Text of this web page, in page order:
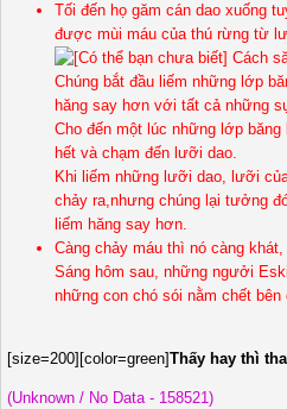
Tối đến họ găm cán dao xuống
được mùi máu của thú rừng từ
Chúng bắt đầu liếm những lớp
hăng say hơn với tất cả những
Cho đến một lúc những lớp
hết và chạm đến lưỡi dao.
Khi liếm những lưỡi dao, lưỡi
chảy ra,nhưng chúng lại tưởng
liếm hăng say hơn.
Càng chảy máu thì nó càng
Sáng hôm sau, những ngưởi
những con chó sói nằm chết
[size=200][color=green]Thấy hay thì
(Unknown / No Data - 158521)